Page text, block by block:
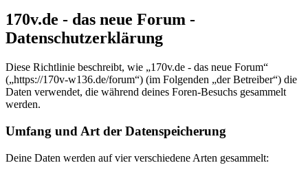
170v.de - das neue Forum -
Datenschutzerklärung
Diese Richtlinie beschreibt, wie „170v.de - das neue Forum“
(„https://170v-w136.de/forum“) (im Folgenden „der Betreiber“) die
Daten verwendet, die während deines Foren-Besuchs gesammelt
werden.
Umfang und Art der Datenspeicherung
Deine Daten werden auf vier verschiedene Arten gesammelt: